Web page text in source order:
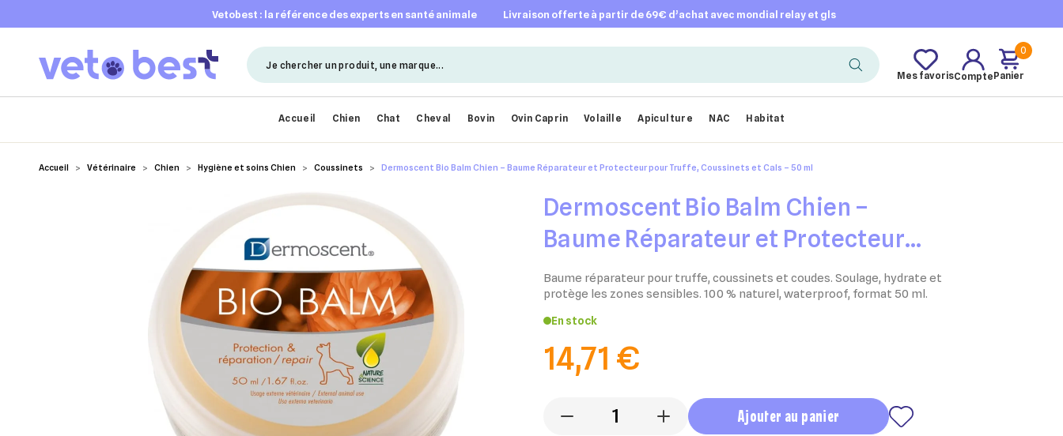
vetobest : la référence des experts en santé animale livraison offerte à partir de 69€ d’achat avec mondial relay et gls
Mes favorisCompte
0
Panier
Accueil Chien Chat Cheval Bovin Ovin Caprin Volaille Apiculture NAC Habitat
Accueil Vétérinaire Chien Hygiène et soins Chien Coussinets Dermoscent Bio Balm Chien – Baume Réparateur et Protecteur pour Truffe, Coussinets et Cals – 50 ml
Dermoscent Bio Balm Chien –
Baume Réparateur et Protecteur
pour Truffe, Coussinets et Cals – 50
ml
Baume réparateur pour truffe, coussinets et coudes. Soulage, hydrate et
protège les zones sensibles. 100 % naturel, waterproof, format 50 ml.
En stock
14,71 €
- + Ajouter au panier